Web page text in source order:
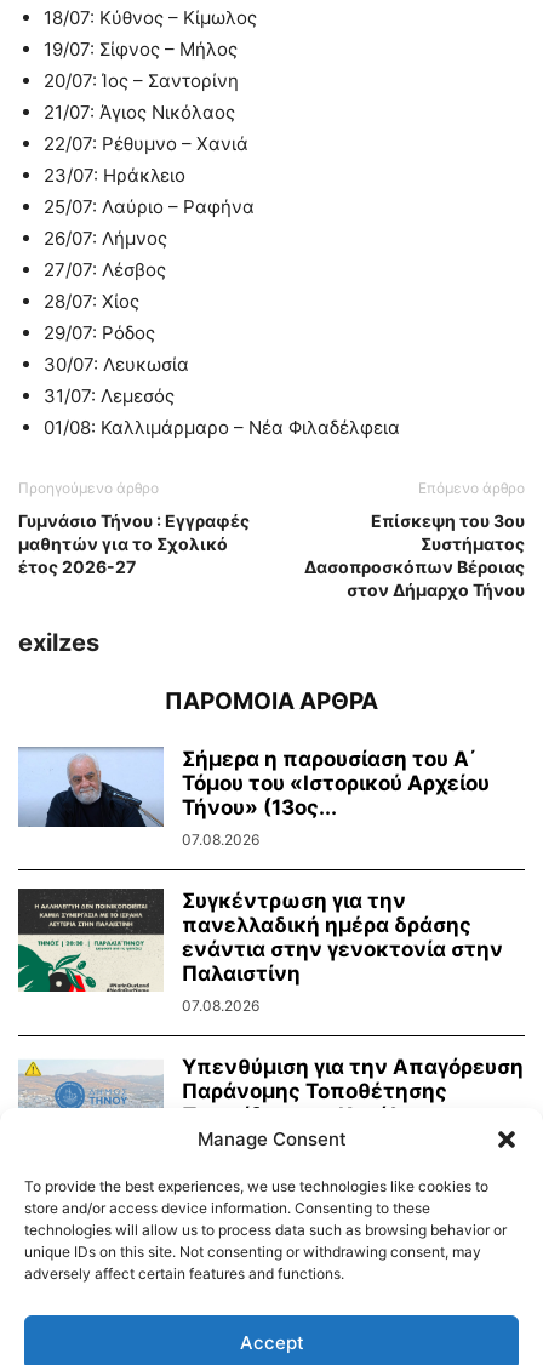
18/07: Κύθνος – Κίμωλος
19/07: Σίφνος – Μήλος
20/07: Ίος – Σαντορίνη
21/07: Άγιος Νικόλαος
22/07: Ρέθυμνο – Χανιά
23/07: Ηράκλειο
25/07: Λαύριο – Ραφήνα
26/07: Λήμνος
27/07: Λέσβος
28/07: Χίος
29/07: Ρόδος
30/07: Λευκωσία
31/07: Λεμεσός
01/08: Καλλιμάρμαρο – Νέα Φιλαδέλφεια
Προηγούμενο άρθρο
Γυμνάσιο Τήνου : Εγγραφές
μαθητών για το Σχολικό
έτος 2026-27
Επόμενο άρθρο
Επίσκεψη του 3ου
Συστήματος
Δασοπροσκόπων Βέροιας
στον Δήμαρχο Τήνου
exilzes
ΠΑΡΟΜΟΙΑ ΑΡΘΡΑ
Σήμερα η παρουσίαση του Α΄
Τόμου του «Ιστορικού Αρχείου
Τήνου» (13ος...
07.08.2026
Συγκέντρωση για την
πανελλαδική ημέρα δράσης
ενάντια στην γενοκτονία στην
Παλαιστίνη
07.08.2026
Υπενθύμιση για την Απαγόρευση
Παράνομης Τοποθέτησης
Πινακίδων και Κατάληψης
Κοινόχρηστων Χώρων
Δημοτικό Λιμενικό Ταμείο Τήνου – Άνδρου
Manage Consent
To provide the best experiences, we use technologies like cookies to
store and/or access device information. Consenting to these
technologies will allow us to process data such as browsing behavior or
unique IDs on this site. Not consenting or withdrawing consent, may
adversely affect certain features and functions.
Accept